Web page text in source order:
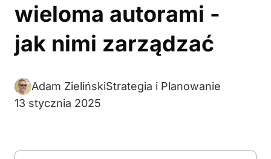
wieloma autorami -
jak nimi zarządzać
Adam ZielińskiStrategia i Planowanie
13 stycznia 2025